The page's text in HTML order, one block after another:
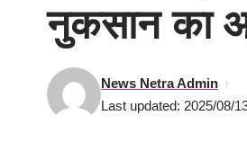
नुकसान का
Last updated: 2025/08/
News Netra Admin